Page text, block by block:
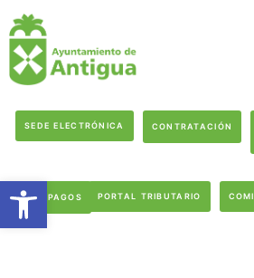
SEDE ELECTRÓNICA CONTRATACIÓN
PAGOS PORTAL TRIBUTARIO
Abrir barra de